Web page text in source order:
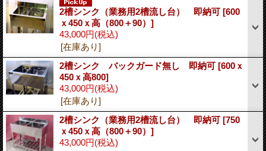
2槽シンク（業務用2槽流し台） 即納可 [600
ｘ450ｘ高（800＋90）]
43,000円(税込)
[在庫あり]
2槽シンク バックガード無し 即納可 [600ｘ
450ｘ高800]
43,000円(税込)
[在庫あり]
2槽シンク（業務用2槽流し台） 即納可 [750
ｘ450ｘ高（800＋90）]
43,000円(税込)